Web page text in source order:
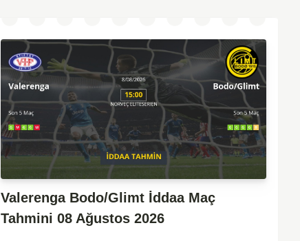
Valerenga Bodo/Glimt İddaa Maç
Tahmini 08 Ağustos 2026